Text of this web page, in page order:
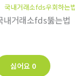
국내거래소fds우회하는법
내거래소fds뚫는법
싫어요 0